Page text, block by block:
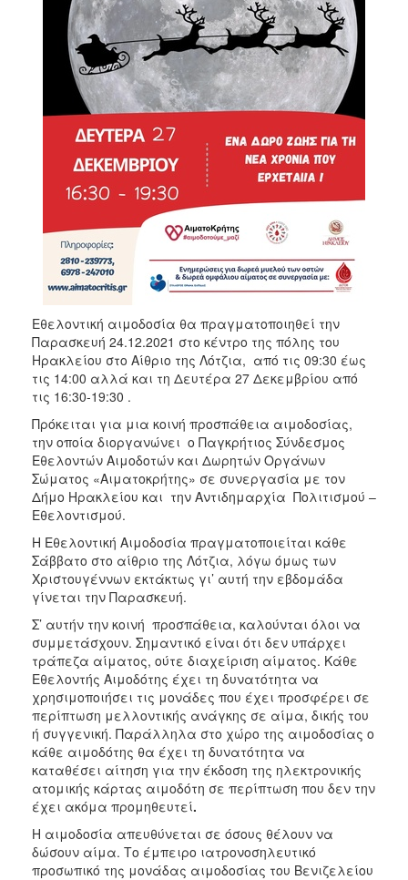
Εθελοντική αιμοδοσία θα πραγματοποιηθεί την
Παρασκευή 24.12.2021 στο κέντρο της πόλης του
Ηρακλείου στο Αίθριο της Λότζια, από τις 09:30 έως
τις 14:00 αλλά και τη Δευτέρα 27 Δεκεμβρίου από
τις 16:30-19:30 .
Πρόκειται για μια κοινή προσπάθεια αιμοδοσίας,
την οποία διοργανώνει ο Παγκρήτιος Σύνδεσμος
Εθελοντών Αιμοδοτών και Δωρητών Οργάνων
Σώματος «Αιματοκρήτης» σε συνεργασία με τον
Δήμο Ηρακλείου και την Αντιδημαρχία Πολιτισμού –
Εθελοντισμού.
Η Εθελοντική Αιμοδοσία πραγματοποιείται κάθε
Σάββατο στο αίθριο της Λότζια, λόγω όμως των
Χριστουγέννων εκτάκτως γι’ αυτή την εβδομάδα
γίνεται την Παρασκευή.
Σ’ αυτήν την κοινή προσπάθεια, καλούνται όλοι να
συμμετάσχουν. Σημαντικό είναι ότι δεν υπάρχει
τράπεζα αίματος, ούτε διαχείριση αίματος. Κάθε
Εθελοντής Αιμοδότης έχει τη δυνατότητα να
χρησιμοποιήσει τις μονάδες που έχει προσφέρει σε
περίπτωση μελλοντικής ανάγκης σε αίμα, δικής του
ή συγγενική. Παράλληλα στο χώρο της αιμοδοσίας ο
κάθε αιμοδότης θα έχει τη δυνατότητα να
καταθέσει αίτηση για την έκδοση της ηλεκτρονικής
ατομικής κάρτας αιμοδότη σε περίπτωση που δεν την
έχει ακόμα προμηθευτεί.
Η αιμοδοσία απευθύνεται σε όσους θέλουν να
δώσουν αίμα. Το έμπειρο ιατρονοσηλευτικό
προσωπικό της μονάδας αιμοδοσίας του Βενιζελείου